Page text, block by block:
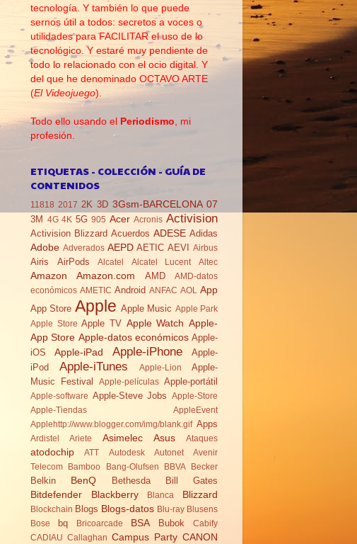
tecnología. Y también lo que puede
sernos útil a todos: secretos a voces o
utilidades para FACILITAR el uso de lo
tecnológico. Y estaré muy pendiente de
todo lo relacionado con el ocio digital. Y
del que he denominado OCTAVO ARTE
(El Videojuego).
Todo ello usando el Periodismo , mi
profesión.
ETIQUETAS - COLECCIÓN - GUÍA DE
CONTENIDOS
11818 2017 2K 3D 3Gsm-BARCELONA 07
3M 4G 4K 5G 905 Acer Acronis Activision
Activision Blizzard Acuerdos ADESE Adidas
Adobe Adverados AEPD AETIC AEVI Airbus
Airis AirPods Alcatel Alcatel Lucent Altec
Amazon Amazon.com AMD
AMD-datos
económicos AMETIC Android ANFAC AOL App
App Store Apple Apple Music Apple Park
Apple Store Apple TV Apple Watch Apple-
App Store Apple-datos económicos Apple-
iOS
Apple-iPad Apple-iPhone
Apple-
iPod
Apple-iTunes Apple-Lion
Apple-
Music Festival
Apple-películas Apple-portátil
Apple-software Apple-Steve Jobs
Apple-Store
Apple-Tiendas
AppleEvent
Applehttp://www.blogger.com/img/blank.gif Apps
Ardistel Ariete Asimelec Asus Ataques
atodochip ATT Autodesk Autonet
Avenir
Telecom
Bamboo Bang-Olufsen BBVA Becker
Belkin BenQ Bethesda Bill Gates
Bitdefender Blackberry Blanca Blizzard
Blockchain Blogs Blogs-datos Blu-ray Blusens
Bose
bq Brico­arcade BSA Bubok
Cabify
CADIAU Callaghan Campus Party CANON